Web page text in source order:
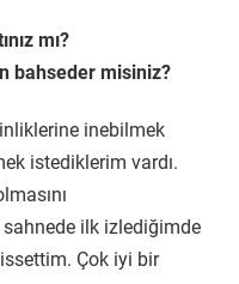
mı?
bahseder misiniz?
inebilmek
istediklerim vardı.
ilk izlediğimde
Çok iyi bir